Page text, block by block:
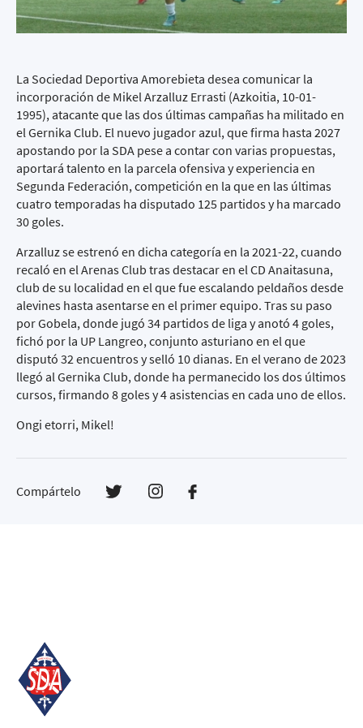
La Sociedad Deportiva Amorebieta desea comunicar la
incorporación de Mikel Arzalluz Errasti (Azkoitia, 10-01-
1995), atacante que las dos últimas campañas ha militado en
el Gernika Club. El nuevo jugador azul, que firma hasta 2027
apostando por la SDA pese a contar con varias propuestas,
aportará talento en la parcela ofensiva y experiencia en
Segunda Federación, competición en la que en las últimas
cuatro temporadas ha disputado 125 partidos y ha marcado
30 goles.
Arzalluz se estrenó en dicha categoría en la 2021-22, cuando
recaló en el Arenas Club tras destacar en el CD Anaitasuna,
club de su localidad en el que fue escalando peldaños desde
alevines hasta asentarse en el primer equipo. Tras su paso
por Gobela, donde jugó 34 partidos de liga y anotó 4 goles,
fichó por la UP Langreo, conjunto asturiano en el que
disputó 32 encuentros y selló 10 dianas. En el verano de 2023
llegó al Gernika Club, donde ha permanecido los dos últimos
cursos, firmando 8 goles y 4 asistencias en cada uno de ellos.
Ongi etorri, Mikel!
Compártelo